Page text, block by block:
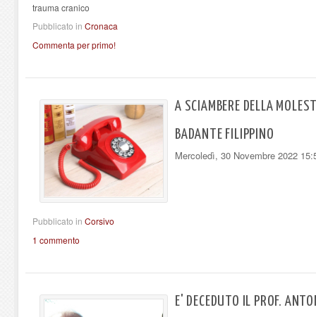
trauma cranico
Pubblicato in Cronaca
Commenta per primo!
A SCIAMBERE DELLA
BADANTE FILIPPINO
Mercoledì, 30 Novembre 2022
Pubblicato in Corsivo
1 commento
E' DECEDUTO IL PROF.